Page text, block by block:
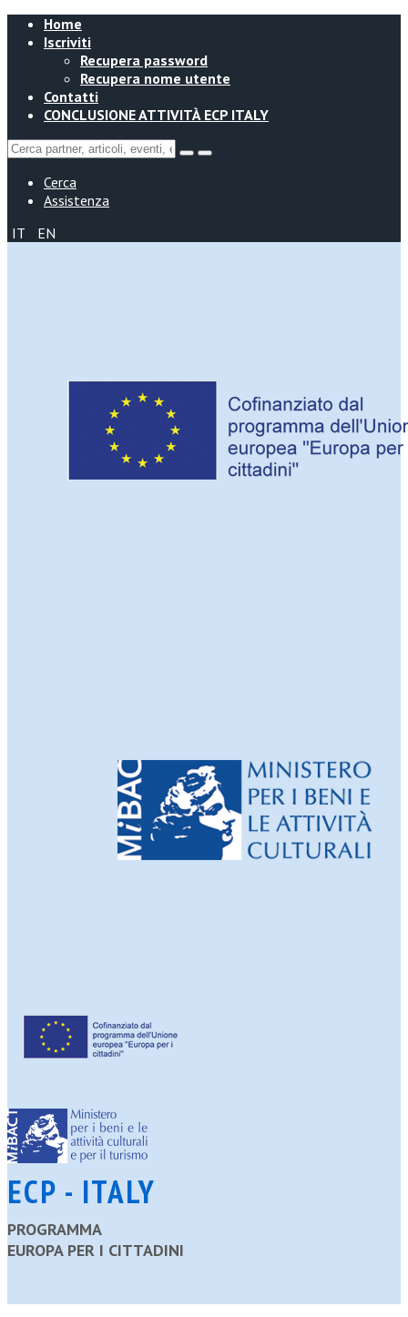
Home
Iscriviti
Recupera password
Recupera nome utente
Contatti
CONCLUSIONE ATTIVITÀ ECP ITALY
Cerca
Assistenza
IT
EN
ECP - ITALY
PROGRAMMA
EUROPA PER I CITTADINI